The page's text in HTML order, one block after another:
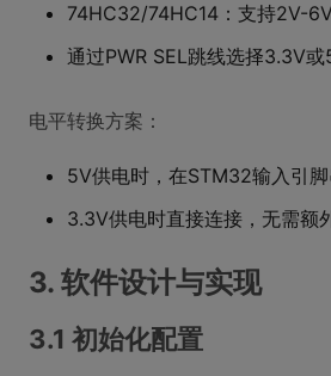
74HC32/74HC14：支持2V-
通过PWR SEL跳线选择3.3V
电平转换方案：
5V供电时，在STM32输入引
3.3V供电时直接连接，无需额
3. 软件设计与实现
3.1 初始化配置